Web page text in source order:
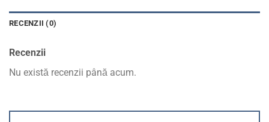
RECENZII (0)
Recenzii
Nu există recenzii până acum.